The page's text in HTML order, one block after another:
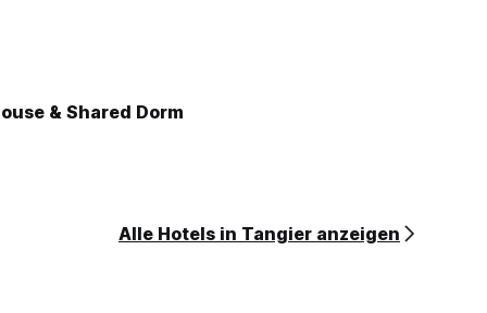
& Shared Dorm
Alle Hotels in Tangier anzeigen